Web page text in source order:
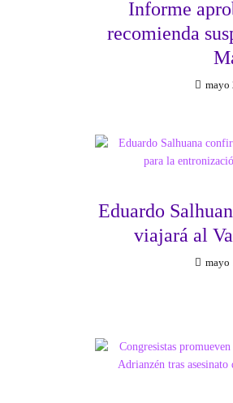
Informe
recomienda
mayo
Eduardo
viajará al
mayo